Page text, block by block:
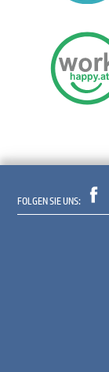
FOLGEN SIE UNS: